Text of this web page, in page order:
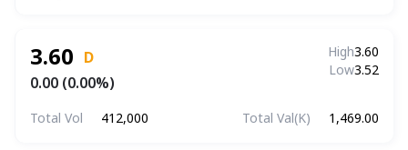
3.60 D
0.00 (0.00%)
High3.60
Low3.52
Total Vol 412,000 Total Val(K) 1,469.00